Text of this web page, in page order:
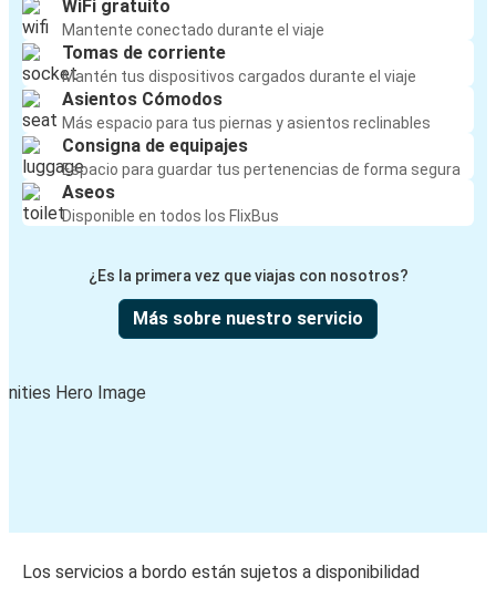
WiFi gratuito
Mantente conectado durante el viaje
Tomas de corriente
Mantén tus dispositivos cargados durante el viaje
Asientos Cómodos
Más espacio para tus piernas y asientos reclinables
Consigna de equipajes
Espacio para guardar tus pertenencias de forma segura
Aseos
Disponible en todos los FlixBus
¿Es la primera vez que viajas con nosotros?
Más sobre nuestro servicio
Los servicios a bordo están sujetos a disponibilidad